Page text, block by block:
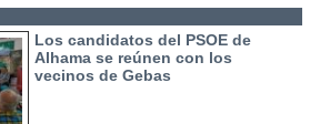
Los candidatos del PSOE de
Alhama se reúnen con los
vecinos de Gebas